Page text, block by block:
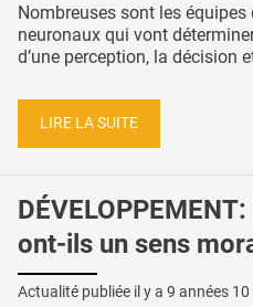
Nombreuses sont les
neuronaux qui vont
d’une perception, la décision
LIRE LA SUITE
ont-ils un sens
Actualité publiée il y a 9 années